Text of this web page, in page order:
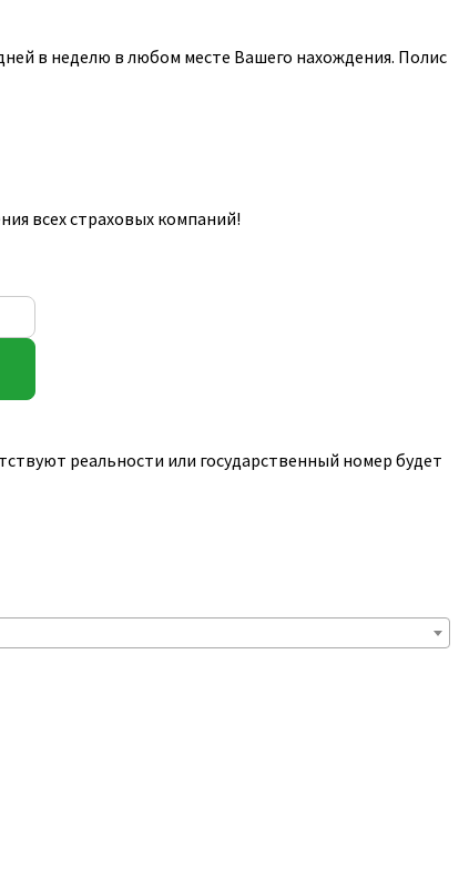
в неделю в любом месте Вашего нахождения. Полис
всех страховых компаний!
реальности или государственный номер будет